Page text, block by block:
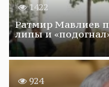
1422
Ратмир Мавлиев
липы и
924